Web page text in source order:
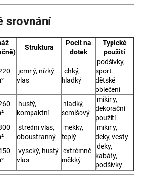
srovnání
Struktura
Pocit na
dotek
Typické
použití
jemný, nízký
vlas
lehký,
hladký
podšívky,
sport,
dětské
oblečení
hustý,
kompaktní
hladký,
semišový
mikiny,
dekorační
použití
střední vlas,
oboustranný
měkký,
teplý
mikiny,
deky, vesty
vysoký, hustý
vlas
extrémně
měkký
deky,
kabáty,
podšívky